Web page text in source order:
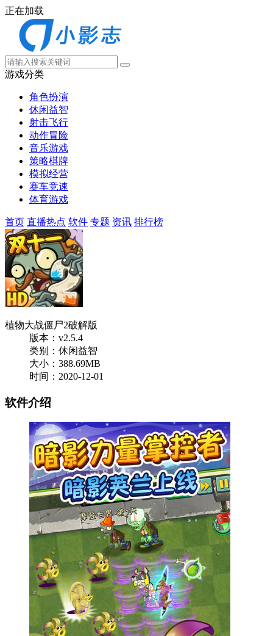
正在加载
游戏分类
角色扮演
休闲益智
射击飞行
动作冒险
音乐游戏
策略棋牌
模拟经营
赛车竞速
体育游戏
首页 直播热点 软件 专题 资讯 排行榜
植物大战僵尸2破解版
版本：v2.5.4
类别：休闲益智
大小：388.69MB
时间：2020-12-01
软件介绍